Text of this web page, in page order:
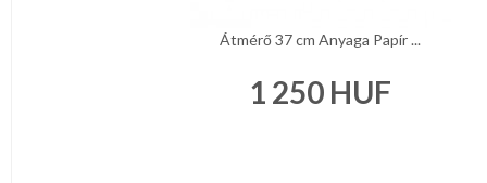
Átmérő 37 cm Anyaga Papír ...
1 250 HUF